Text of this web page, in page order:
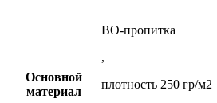
Основной
материал
ВО-пропитка
,
плотность 250 гр/м2